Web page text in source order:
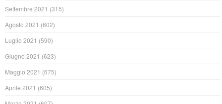
Settembre 2021 (315)
Agosto 2021 (602)
Luglio 2021 (590)
Giugno 2021 (623)
Maggio 2021 (675)
Aprile 2021 (605)